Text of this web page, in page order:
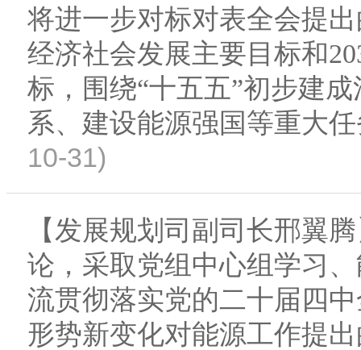
将进一步对标对表全会提
经济社会发展主要目标和
标，围绕“十五五”初步建
系、建设能源强国等重大
10-31)
【发展规划司副司长邢翼
论，采取党组中心组学习
流贯彻落实党的二十届四
形势新变化对能源工作提